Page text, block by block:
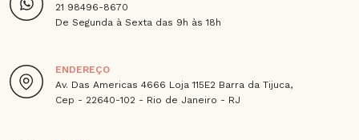
21 98496-8670
De Segunda à Sexta das 9h às 18h
ENDEREÇO
Av. Das Americas 4666 Loja 115E2 Barra da Tijuca,
Cep - 22640-102 - Rio de Janeiro - RJ